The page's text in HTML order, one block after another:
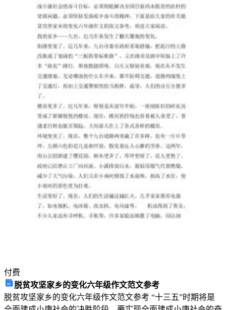
付费
脱贫攻坚家乡的变化六年级作文范文参考
脱贫攻坚家乡的变化六年级作文范文参考 “十三五”时期将是